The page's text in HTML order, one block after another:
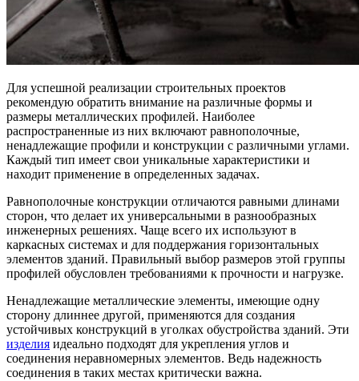
Для успешной реализации строительных проектов
рекомендую обратить внимание на различные формы и
размеры металлических профилей. Наиболее
распространенные из них включают равнополочные,
ненадлежащие профили и конструкции с различными углами.
Каждый тип имеет свои уникальные характеристики и
находит применение в определенных задачах.
Равнополочные конструкции отличаются равными длинами
сторон, что делает их универсальными в разнообразных
инженерных решениях. Чаще всего их используют в
каркасных системах и для поддержания горизонтальных
элементов зданий. Правильный выбор размеров этой группы
профилей обусловлен требованиями к прочности и нагрузке.
Ненадлежащие металлические элементы, имеющие одну
сторону длиннее другой, применяются для создания
устойчивых конструкций в уголках обустройства зданий. Эти
изделия идеально подходят для укрепления углов и
соединения неравномерных элементов. Ведь надежность
соединения в таких местах критически важна.